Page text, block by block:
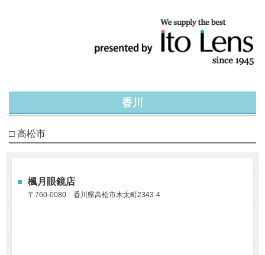
香川
□ 高松市
楓月眼鏡店
〒760-0080 香川県高松市木太町2343-4